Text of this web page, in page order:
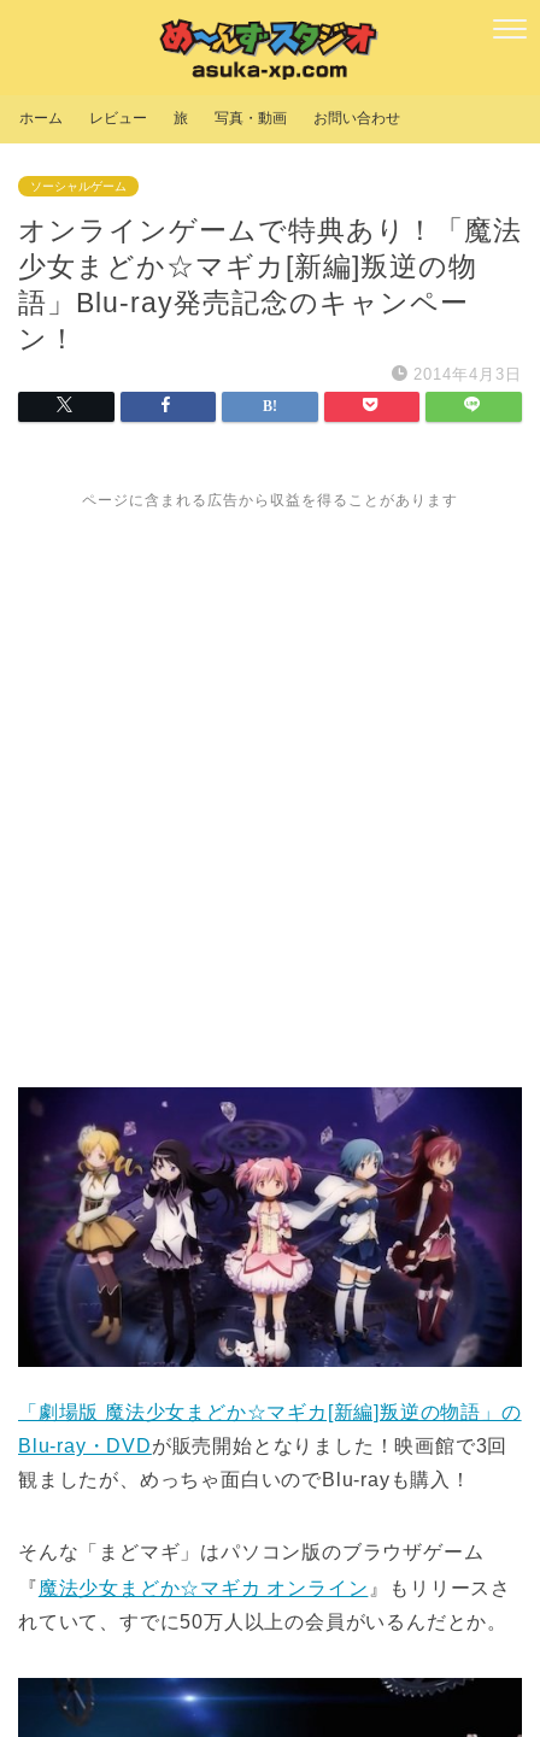
ホーム レビュー 旅 写真・動画 お問い合わせ
ソーシャルゲーム
オンラインゲームで特典あり！「魔法
少女まどか☆マギカ[新編]叛逆の物
語」Blu-ray発売記念のキャンペー
ン！
2014年4月3日
ページに含まれる広告から収益を得ることがあります
「劇場版 魔法少女まどか☆マギカ[新編]叛逆の物語」の
Blu-ray・DVDが販売開始となりました！映画館で3回
観ましたが、めっちゃ面白いのでBlu-rayも購入！
そんな「まどマギ」はパソコン版のブラウザゲーム
『魔法少女まどか☆マギカ オンライン 』もリリースさ
れていて、すでに50万人以上の会員がいるんだとか。